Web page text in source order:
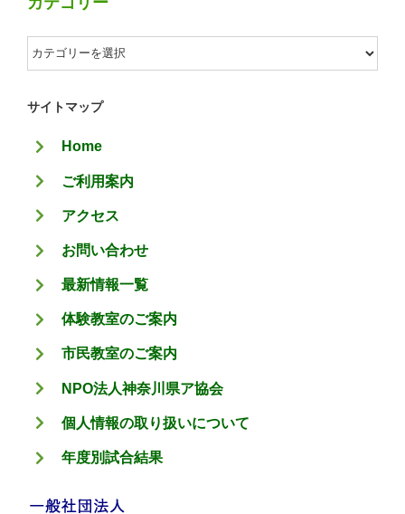
カ
テ
ゴ
ー
サイトマップ
Home
ご利用案内
アクセス
お問い合わせ
最新情報一覧
体験教室のご案内
市民教室のご案内
NPO法人神奈川県ア協会
個人情報の取り扱いについて
年度別試合結果